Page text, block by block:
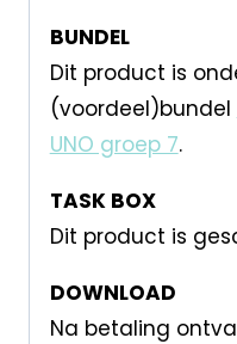
BUNDEL
Dit product is
(voordeel)bundel
UNO groep 7.
TASK BOX
Dit product is
DOWNLOAD
Na betaling